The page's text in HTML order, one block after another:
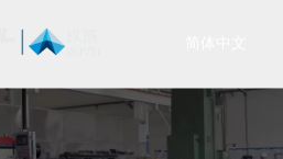
indonesia
日本語